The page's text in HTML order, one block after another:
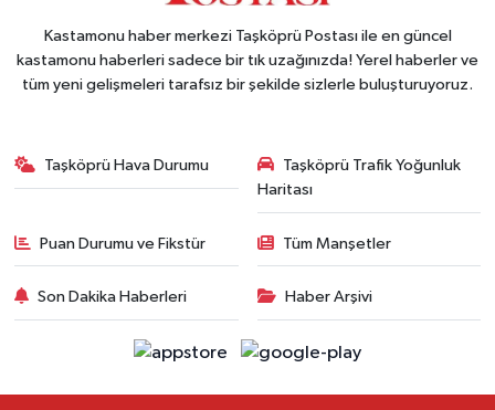
Kastamonu haber merkezi Taşköprü Postası ile en güncel
kastamonu haberleri sadece bir tık uzağınızda! Yerel haberler ve
tüm yeni gelişmeleri tarafsız bir şekilde sizlerle buluşturuyoruz.
Taşköprü Hava Durumu
Taşköprü Trafik Yoğunluk
Haritası
Puan Durumu ve Fikstür Tüm Manşetler
Son Dakika Haberleri Haber Arşivi